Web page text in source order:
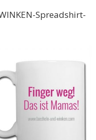
Spreadshirt-